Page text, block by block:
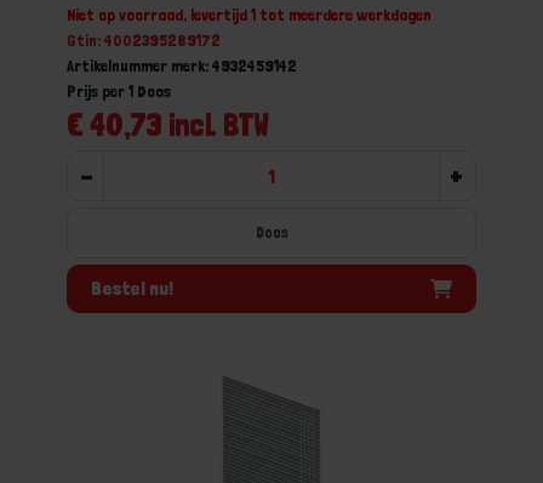
Niet op voorraad, levertijd 1 tot meerdere werkdagen
Gtin: 4002395289172
Artikelnummer merk: 4932459142
€ 40,73 incl. BTW
Prijs per 1 Doos
- +
Doos
Bestel nu!